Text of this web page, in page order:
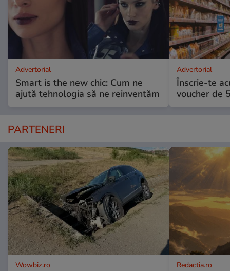
Advertorial
Smart is the new chic: Cum ne
ajută tehnologia să ne reinventăm
Advertorial
Înscrie-te
voucher de
PARTENERI
Wowbiz.ro Redactia.ro